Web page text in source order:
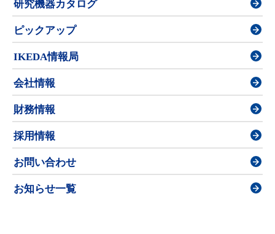
研究機器カタログ
ピックアップ
IKEDA情報局
会社情報
財務情報
採用情報
お問い合わせ
お知らせ一覧